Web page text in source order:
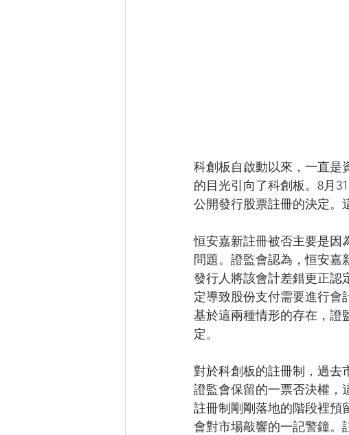
科創板自啟動以來，一直是
的目光引向了科創板。8月
公開發行股票註冊的決定。
恒安嘉新註冊被否主要是因
問題。證監會認為，恒安嘉
發行人將該會計差錯更正認
定導致股份支付需要進行會
基於這兩種情形的存在，證
定。
對於科創板的註冊制，過去
證監會保留的一票否決權，
註冊制剛剛落地的階段裡預
會對市場敲響的一記警鐘。